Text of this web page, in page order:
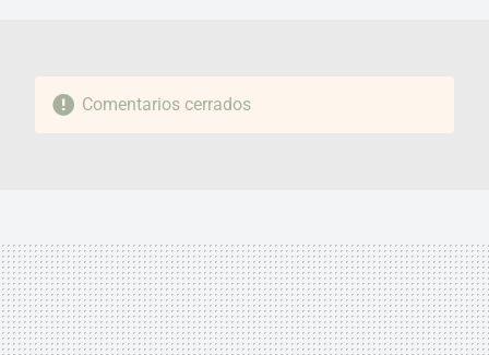
Comentarios cerrados